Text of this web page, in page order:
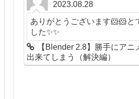
2023.08.28
ありがとうございます🐹🐹と
した✨✨
【Blender 2.8】勝手にアニ
出来てしまう（解決編）